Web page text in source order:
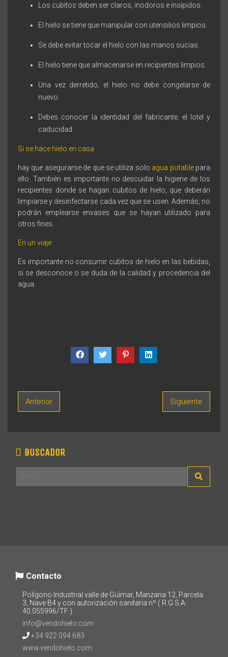
Los cubitos deben ser claros, inodoros e insípidos.
El hielo se tiene que manipular con utensilios limpios.
Se debe evitar tocar el hielo con las manos sucias.
El hielo tiene que almacenarse en recipientes limpios.
Una vez derretido, el hielo no debe congelarse de
nuevo.
Debes conocer la identidad del fabricante, el lotel y
caducidad.
Si se hace hielo en casa
hay que asegurarse de que se utiliza solo agua potablepara
ello. También es importante no descuidar la higiene de los
recipientes donde se hagan cubitos de hielo, que deberán
limpiarse y desinfectarse cada vez que se usen. Además, no
podrán emplearse envases que se hayan utilizado para
otros fines.
En un viaje
Es importante no consumir cubitos de hielo en las bebidas,
si se desconoce o se duda de la calidad y procedencia del
agua.
Anterior Siguiente
BUSCADOR
Contacto
Polígono Industrial valle de Güímar, Manzana 12, Parcela
3, Nave B4 y con autorización sanitaria nº ( R.G.S.A.
40.055996/TF )
info@vendohielo.com
+34 922 094 683
www.vendohielo.com